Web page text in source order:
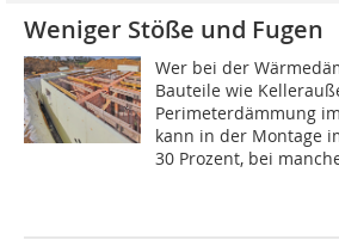
Weniger Stöße und Fugen
Wer bei der
Bauteile wie
Perimeterdämmung
kann in der Montage
30 Prozent, bei